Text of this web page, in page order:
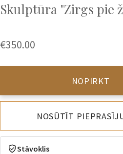
Skulptūra "Zirgs pie
€350.00
NOPIRKT
NOSŪTĪT
Stāvoklis